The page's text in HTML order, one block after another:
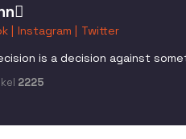
| Instagram | Twitter
is a decision against
2225